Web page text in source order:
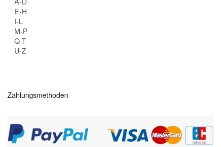
E-H
I-L
M-P
Q-T
U-Z
Zahlungsmethoden